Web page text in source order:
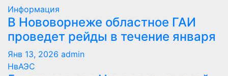
Информация
В Нововорнеже областное ГАИ
проведет рейды в течение января
Янв 13, 2026 admin
НвАЭС